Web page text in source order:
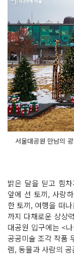
서울대공원 만남의
밝은 달을 딛고 힘
앞에 선 토끼, 사랑
한 토끼, 여행을 떠
까지 다채로운 상상
대공원 입구에는 <
공공미술 조각 작품
렘, 동물과 사람의